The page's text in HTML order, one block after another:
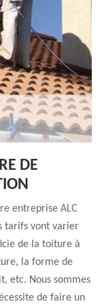
DE
entreprise ALC
tarifs vont varier
de la toiture à
la forme de
etc. Nous sommes
de faire un